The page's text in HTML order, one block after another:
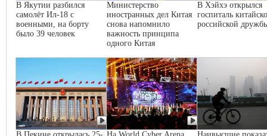
В Якутии разбился
самолёт Ил-18 с
военными, на борту
было 39 человек
Министерство
иностранных дел Китая
снова напомнило
важность принципа
одного Китая
В Хэйхэ открылся
госпиталь
российской